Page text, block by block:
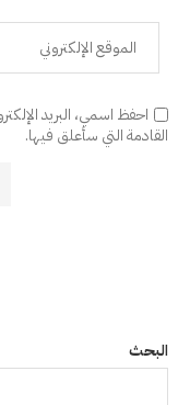
احفظ اسمي، البريد
القادمة التي سأعلق فيها.
البحث